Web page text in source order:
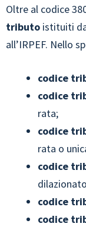
Oltre al codice
tributo istituiti
all’IRPEF. Nello
codice
codice
rata;
codice
rata o
codice
codice
codice